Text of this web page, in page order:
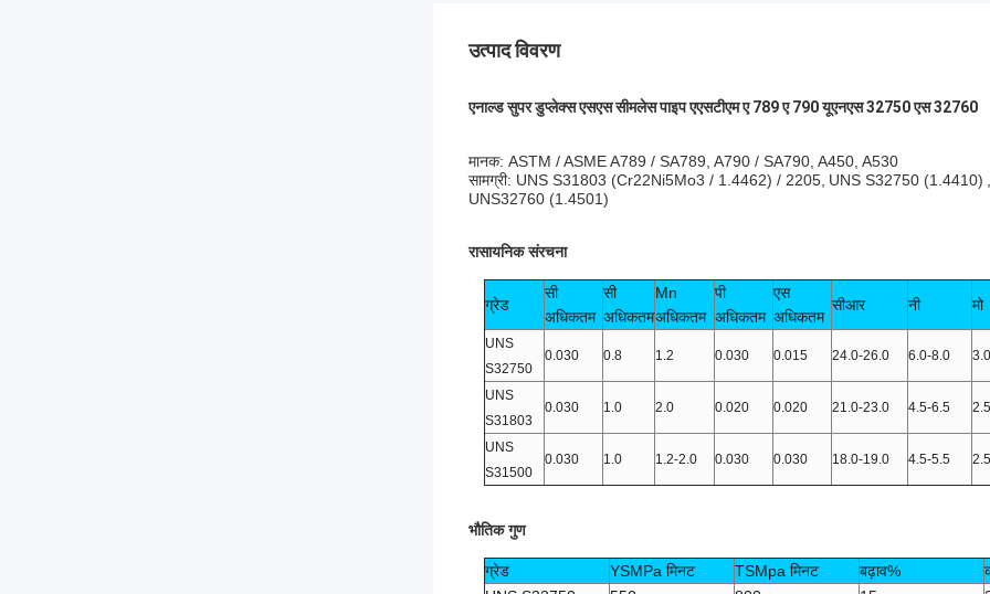
उत्पाद विवरण
एनाल्ड सुपर डुप्लेक्स एसएस सीमलेस पाइप एएसटीएम ए 789 ए 790 यूएनएस 32750 एस 32760
मानक: ASTM / ASME A789 / SA789, A790 / SA790, A450, A530
सामग्री: UNS S31803 (Cr22Ni5Mo3 / 1.4462) / 2205, UNS S32750 (1.4410)
UNS32760 (1.4501)
रासायनिक संरचना
ग्रेड
सी
अधिकतम
सी
अधिकतम
Mn
अधिकतम
पी
अधिकतम
एस
अधिकतम
सीआर नी मो
UNS
S32750
0.030 0.8 1.2 0.030 0.015 24.0-26.0 6.0-8.0
UNS
S31803
0.030 1.0 2.0 0.020 0.020 21.0-23.0 4.5-6.5
UNS
S31500
0.030 1.0 1.2-2.0 0.030 0.030 18.0-19.0 4.5-5.5
भौतिक गुण
ग्रेड YSMPa मिनट TSMpa मिनट बढ़ाव%